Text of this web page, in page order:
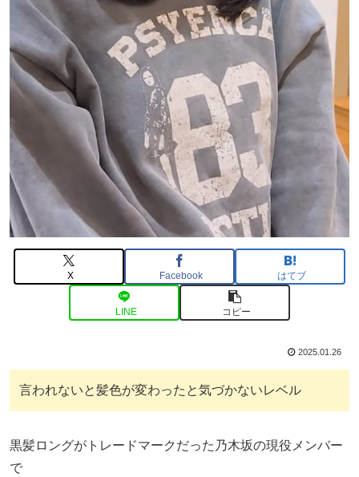
X Facebook はてブ
LINE コピー
2025.01.26
言われないと髪色が変わったと気づかないレベル
黒髪ロングがトレードマークだった乃木坂の現役メンバー
で